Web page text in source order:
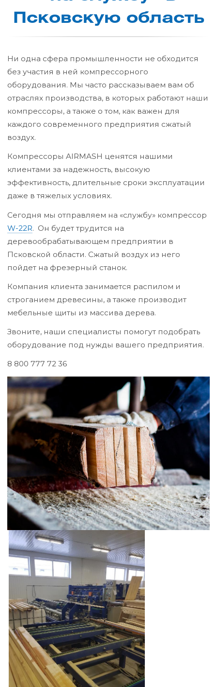
Псков­скую об­ласть
Ни одна сфера промышленности не обходится
без участия в ней компрессорного
оборудования. Мы часто рассказываем вам об
отраслях производства, в которых работают наши
компрессоры, а также о том, как важен для
каждого современного предприятия сжатый
воздух.
Компрессоры AIRMASH ценятся нашими
клиентами за надежность, высокую
эффективность, длительные сроки эксплуатации
даже в тяжелых условиях.
Сегодня мы отправляем на «службу» компрессор
W-22R. Он будет трудится на
деревообрабатывающем предприятии в
Псковской области. Сжатый воздух из него
пойдет на фрезерный станок.
Компания клиента занимается распилом и
строганием древесины, а также производит
мебельные щиты из массива дерева.
Звоните, наши специалисты помогут подобрать
оборудование под нужды вашего предприятия.
8 800 777 72 36